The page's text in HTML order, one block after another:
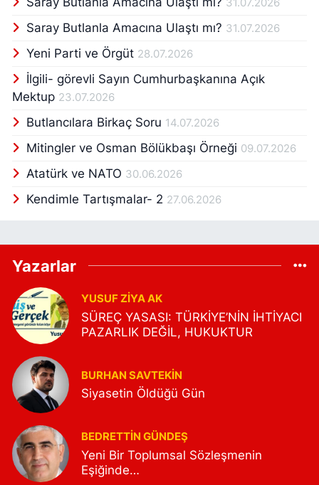
Saray Butlanla Amacına Ulaştı mı? 31.07.2026
Yeni Parti ve Örgüt 28.07.2026
İlgili- görevli Sayın Cumhurbaşkanına Açık
Mektup 23.07.2026
Butlancılara Birkaç Soru 14.07.2026
Mitingler ve Osman Bölükbaşı Örneği 09.07.2026
Atatürk ve NATO 30.06.2026
Kendimle Tartışmalar- 2 27.06.2026
Yazarlar
YUSUF ZIYA AK
SÜREÇ YASASI: TÜRKİYE’NİN İHTİYACI
PAZARLIK DEĞİL, HUKUKTUR
BURHAN SAVTEKİN
Siyasetin Öldüğü Gün
BEDRETTIN GÜNDEŞ
Yeni Bir Toplumsal Sözleşmenin
Eşiğinde…